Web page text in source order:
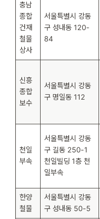
충남
종합
건재
철물
상사
서울특별시 강동
구 성내동 120-
84
신흥
종합
보수
서울특별시 강동
구 명일동 112
천일
부속
서울특별시 강동
구 길동 250-1
천일빌딩 1층 천
일부속
한양
철물
서울특별시 강동
구 성내동 50-5